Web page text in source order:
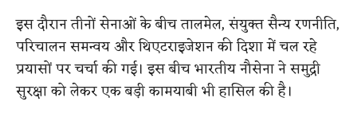
इस दौरान तीनों सेनाओं के बीच तालमेल, संयुक्त सैन्य रणनीति,
परिचालन समन्वय और थिएटराइजेशन की दिशा में चल रहे
प्रयासों पर चर्चा की गई। इस बीच भारतीय नौसेना ने समुद्री
सुरक्षा को लेकर एक बड़ी कामयाबी भी हासिल की है।